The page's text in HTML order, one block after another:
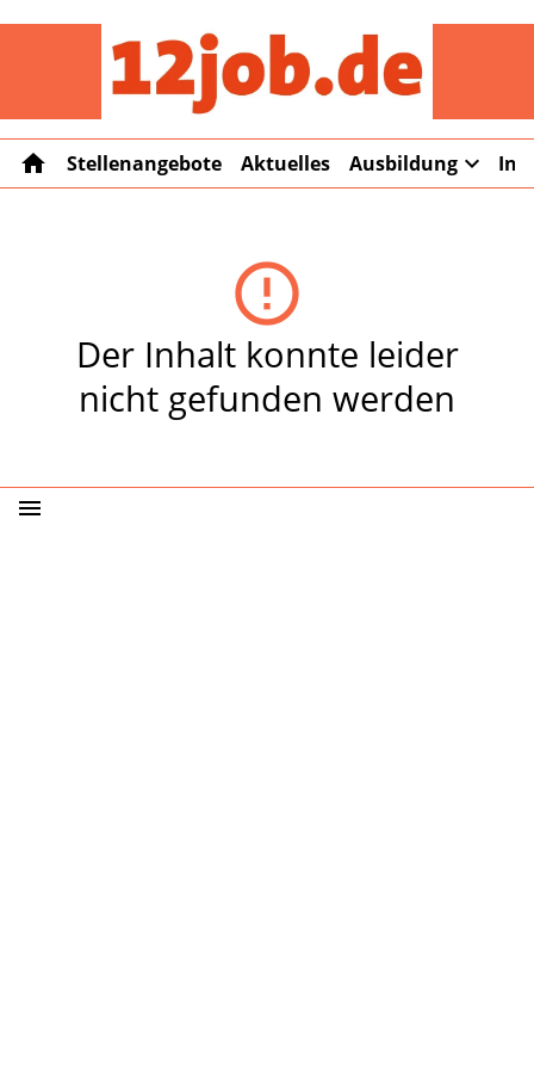
home Stellenangebote Aktuelles Ausbildung expand_more
error_outline
Der Inhalt konnte leider
nicht gefunden werden
menu